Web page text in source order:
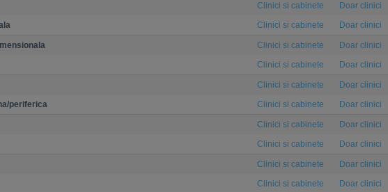
Clinici si cabinete Doar clinici
Clinici si cabinete Doar clinici
Clinici si cabinete Doar clinici
Clinici si cabinete Doar clinici
Clinici si cabinete Doar clinici
periferica
Clinici si cabinete Doar clinici
Clinici si cabinete Doar clinici
Clinici si cabinete Doar clinici
Clinici si cabinete Doar clinici
Clinici si cabinete Doar clinici